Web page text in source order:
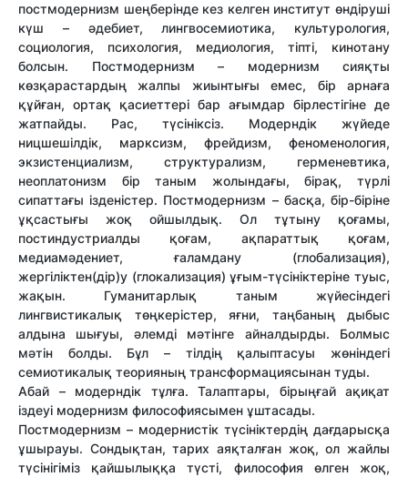
постмодернизм шеңберінде кез келген институт өндіруші
күш – әдебиет, лингвосемиотика, культурология,
социология, психология, медиология, тіпті, кинотану
болсын. Постмодернизм – модернизм сияқты
көзқарастардың жалпы жиынтығы емес, бір арнаға
құйған, ортақ қасиеттері бар ағымдар бірлестігіне де
жатпайды. Рас, түсініксіз. Модерндік жүйеде
ницшешілдік, марксизм, фрейдизм, феноменология,
экзистенциализм, структурализм, герменевтика,
неоплатонизм бір таным жолындағы, бірақ, түрлі
сипаттағы ізденістер. Постмодернизм – басқа, бір-біріне
ұқсастығы жоқ ойшылдық. Ол тұтыну қоғамы,
постиндустриалды қоғам, ақпараттық қоғам,
медиамәдениет, ғаламдану (глобализация),
жергіліктен(дір)у (глокализация) ұғым-түсініктеріне туыс,
жақын. Гуманитарлық таным жүйесіндегі
лингвистикалық төңкерістер, яғни, таңбаның дыбыс
алдына шығуы, әлемді мәтінге айналдырды. Болмыс
мәтін болды. Бұл – тілдің қалыптасуы жөніндегі
семиотикалық теорияның трансформациясынан туды.
Абай – модерндік тұлға. Талаптары, бірыңғай ақиқат
іздеуі модернизм философиясымен ұштасады.
Постмодернизм – модернистік түсініктердің дағдарысқа
ұшырауы. Сондықтан, тарих аяқталған жоқ, ол жайлы
түсінігіміз қайшылыққа түсті, философия өлген жоқ,